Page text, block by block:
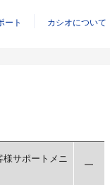
ート カシオについて
サポートメニ